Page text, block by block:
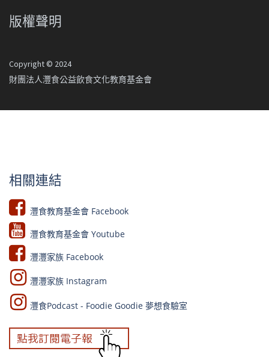
版權聲明
Copyright © 2024
財團法人灃食公益飲食文化教育基金會
相關連結
灃食教育基金會 Facebook​
灃食教育基金會 Youtube​​
灃灃家族 Facebook
灃灃家族 Instagram
灃食Podcast - Foodie Goodie 夢想食驗室​